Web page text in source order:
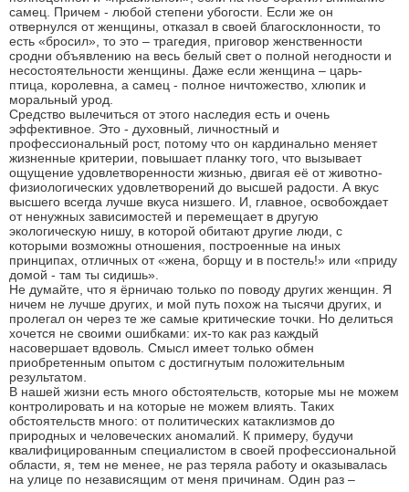
самец. Причем - любой степени убогости. Если же он
отвернулся от женщины, отказал в своей благосклонности, то
есть «бросил», то это – трагедия, приговор женственности
сродни объявлению на весь белый свет о полной негодности и
несостоятельности женщины. Даже если женщина – царь-
птица, королевна, а самец - полное ничтожество, хлюпик и
моральный урод.
Средство вылечиться от этого наследия есть и очень
эффективное. Это - духовный, личностный и
профессиональный рост, потому что он кардинально меняет
жизненные критерии, повышает планку того, что вызывает
ощущение удовлетворенности жизнью, двигая её от животно-
физиологических удовлетворений до высшей радости. А вкус
высшего всегда лучше вкуса низшего. И, главное, освобождает
от ненужных зависимостей и перемещает в другую
экологическую нишу, в которой обитают другие люди, с
которыми возможны отношения, построенные на иных
принципах, отличных от «жена, борщу и в постель!» или «приду
домой - там ты сидишь».
Не думайте, что я ёрничаю только по поводу других женщин. Я
ничем не лучше других, и мой путь похож на тысячи других, и
пролегал он через те же самые критические точки. Но делиться
хочется не своими ошибками: их-то как раз каждый
насовершает вдоволь. Смысл имеет только обмен
приобретенным опытом с достигнутым положительным
результатом.
В нашей жизни есть много обстоятельств, которые мы не можем
контролировать и на которые не можем влиять. Таких
обстоятельств много: от политических катаклизмов до
природных и человеческих аномалий. К примеру, будучи
квалифицированным специалистом в своей профессиональной
области, я, тем не менее, не раз теряла работу и оказывалась
на улице по независящим от меня причинам. Один раз –